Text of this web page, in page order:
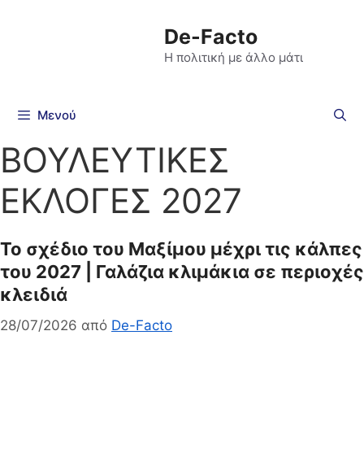
De-Facto
Η πολιτική με άλλο μάτι
Μενού
ΒΟΥΛΕΥΤΙΚΕΣ
ΕΚΛΟΓΕΣ 2027
Το σχέδιο του Μαξίμου μέχρι τις κάλπες
του 2027 | Γαλάζια κλιμάκια σε περιοχές
κλειδιά
28/07/2026 από De-Facto